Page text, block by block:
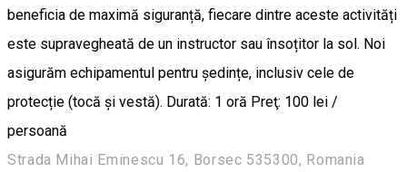
beneficia de maximă siguranță, fiecare dintre aceste activități
este supravegheată de un instructor sau însoțitor la sol. Noi
asigurăm echipamentul pentru ședințe, inclusiv cele de
protecție (tocă și vestă). Durată: 1 oră Preţ: 100 lei /
persoană
Strada Mihai Eminescu 16, Borsec 535300, Romania